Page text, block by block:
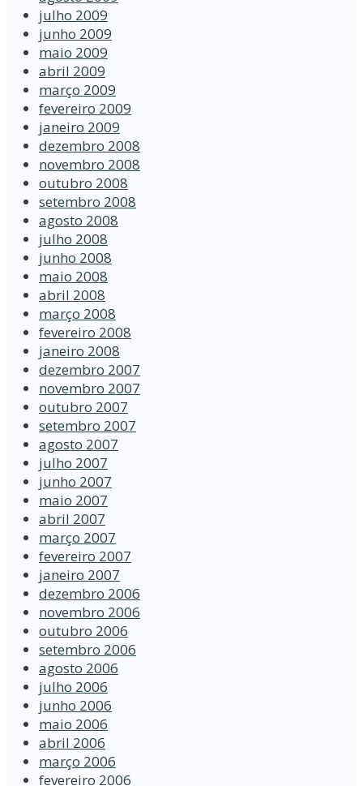
julho 2009
junho 2009
maio 2009
abril 2009
março 2009
fevereiro 2009
janeiro 2009
dezembro 2008
novembro 2008
outubro 2008
setembro 2008
agosto 2008
julho 2008
junho 2008
maio 2008
abril 2008
março 2008
fevereiro 2008
janeiro 2008
dezembro 2007
novembro 2007
outubro 2007
setembro 2007
agosto 2007
julho 2007
junho 2007
maio 2007
abril 2007
março 2007
fevereiro 2007
janeiro 2007
dezembro 2006
novembro 2006
outubro 2006
setembro 2006
agosto 2006
julho 2006
junho 2006
maio 2006
abril 2006
março 2006
fevereiro 2006